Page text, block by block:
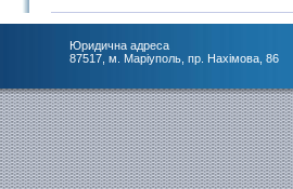
Юридична адреса
87517, м. Маріуполь, пр. Нахімова, 86